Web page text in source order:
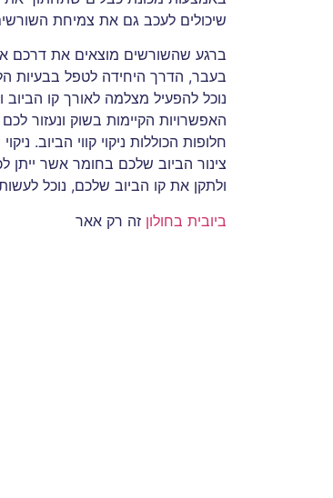
שיכולים לעכב גם את צמיחת
ברגע שהשורשים מוצאים את דרכם
בעבר, הדרך היחידה לטפל בבעיות
נוכל להפעיל מצלמה לאורך קו
האפשרויות הקיימות בשוק ונעזור
חלופות הכוללות ניקוי קווי הביוב.
צינור הביוב שלכם בחומר אשר
ולתקן את קו הביוב שלכם, נוכל
ביובית בחולון זה רק אאר